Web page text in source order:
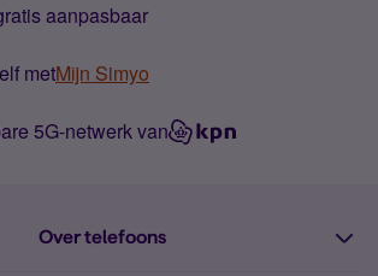
aanpasbaar
metMijn Simyo
5G-netwerk van
Over telefoons